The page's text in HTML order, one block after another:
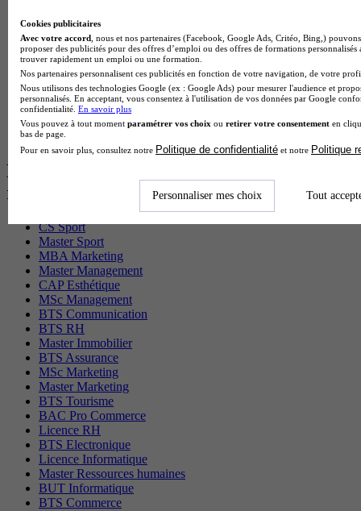
BTS Gpme en alternance
Cap Electricien en alternance
BTS Gpn en alternance
BTS Domotique en alternance
BAC Pro Agora en alternance
BTS Sta en alternance
BTS Iris en alternance
BTS Tpl en alternance
BTS Ati en alternance
Les diplômes par filière les plus
recherchés
CS Sport
Master Sport
MBA Marketing
Master Management
CAP Esthétique
MSc Management
BTS Communication
BTS RH
Master Immobilier
BTS Assurance
MSc Marketing
Master Marketing
BTS Tourisme
BAC Pro Commerce
Licence RH
BTS Electronique
Licence Informatique
Master Ressources humaines
BUT Informatique
BTS Commerce
Cookies publicitaires
Avec votre accord , nous et nos partenaires (Facebook, Google Ads, Critéo, Bing,)
proposer des publicités pour des offres d’emploi ou des offres de formations
trouver rapidement un emploi ou une formation.
Nos partenaires personnalisent ces publicités en fonction de votre navigation, de votre
Nous utilisons des technologies Google (ex : Google Ads) pour mesurer l'audience et
personnalisés. En acceptant, vous consentez à l'utilisation de vos données par Google
confidentialité. En savoir plus
Vous pouvez à tout moment paramétrer vos choix ou retirer votre consentement en
bas de page.
Pour en savoir plus, consultez notre Politique de confidentialité et notre Politique
Personnaliser mes choix Tout